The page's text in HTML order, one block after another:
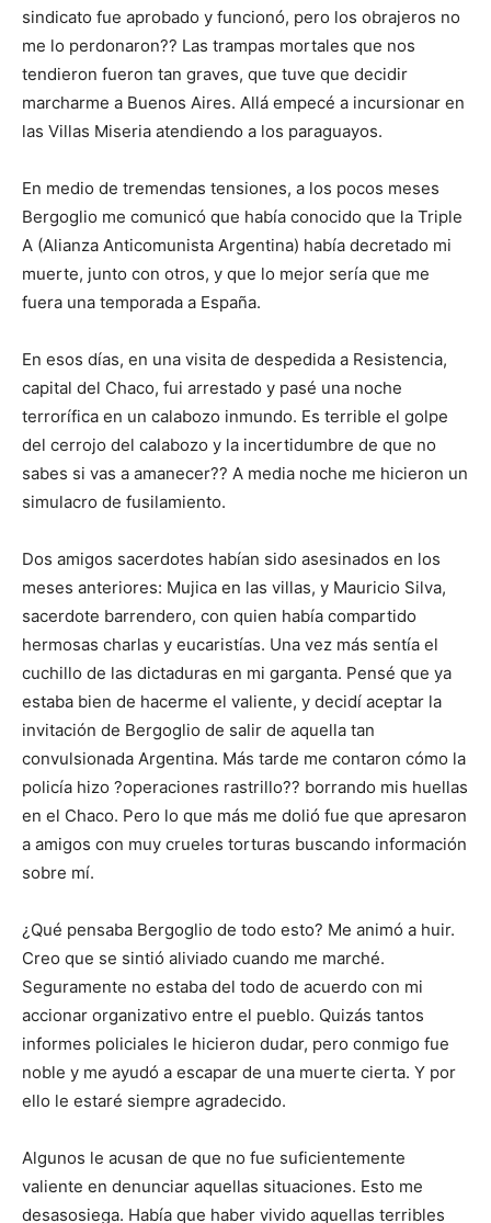
sindicato fue aprobado y funcionó, pero los obrajeros no
me lo perdonaron?? Las trampas mortales que nos
tendieron fueron tan graves, que tuve que decidir
marcharme a Buenos Aires. Allá empecé a incursionar en
las Villas Miseria atendiendo a los paraguayos.
En medio de tremendas tensiones, a los pocos meses
Bergoglio me comunicó que había conocido que la Triple
A (Alianza Anticomunista Argentina) había decretado mi
muerte, junto con otros, y que lo mejor sería que me
fuera una temporada a España.
En esos días, en una visita de despedida a Resistencia,
capital del Chaco, fui arrestado y pasé una noche
terrorífica en un calabozo inmundo. Es terrible el golpe
del cerrojo del calabozo y la incertidumbre de que no
sabes si vas a amanecer?? A media noche me hicieron un
simulacro de fusilamiento.
Dos amigos sacerdotes habían sido asesinados en los
meses anteriores: Mujica en las villas, y Mauricio Silva,
sacerdote barrendero, con quien había compartido
hermosas charlas y eucaristías. Una vez más sentía el
cuchillo de las dictaduras en mi garganta. Pensé que ya
estaba bien de hacerme el valiente, y decidí aceptar la
invitación de Bergoglio de salir de aquella tan
convulsionada Argentina. Más tarde me contaron cómo la
policía hizo ?operaciones rastrillo?? borrando mis huellas
en el Chaco. Pero lo que más me dolió fue que apresaron
a amigos con muy crueles torturas buscando información
sobre mí.
¿Qué pensaba Bergoglio de todo esto? Me animó a huir.
Creo que se sintió aliviado cuando me marché.
Seguramente no estaba del todo de acuerdo con mi
accionar organizativo entre el pueblo. Quizás tantos
informes policiales le hicieron dudar, pero conmigo fue
noble y me ayudó a escapar de una muerte cierta. Y por
ello le estaré siempre agradecido.
Algunos le acusan de que no fue suficientemente
valiente en denunciar aquellas situaciones. Esto me
desasosiega. Había que haber vivido aquellas terribles